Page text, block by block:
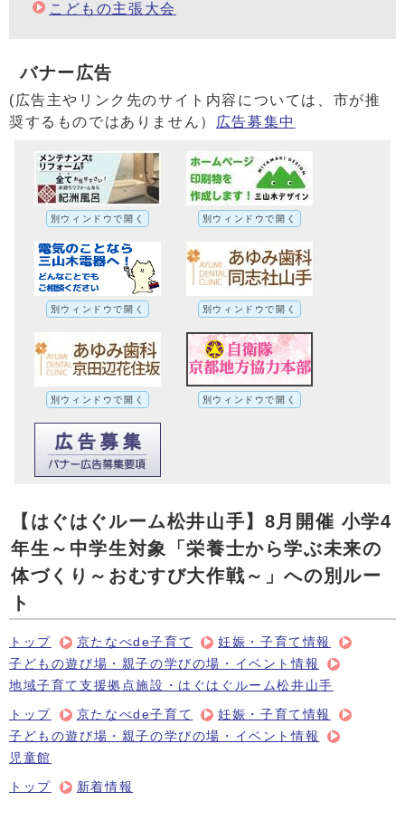
こどもの主張大会
バナー広告
(広告主やリンク先のサイト内容については、市が推
奨するものではありません）
広告募集中
別ウィンドウで開く 別ウィンドウで開く
別ウィンドウで開く 別ウィンドウで開く
別ウィンドウで開く 別ウィンドウで開く
【はぐはぐルーム松井山手】8月開催 小学4
年生～中学生対象「栄養士から学ぶ未来の
体づくり～おむすび大作戦～」への別ルー
ト
トップ 京たなべde子育て
妊娠・子育て情報
子どもの遊び場・親子の学びの場・イベント情報
地域子育て支援拠点施設・はぐはぐルーム松井山手
トップ 京たなべde子育て
妊娠・子育て情報
子どもの遊び場・親子の学びの場・イベント情報
児童館
トップ 新着情報